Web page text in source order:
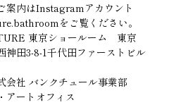
案内はInstagramアカウント
をご覧ください。
東京ショールーム 東京
神田3-8-1千代田ファーストビル
会社 バンクチュール事業部
アートオフィス